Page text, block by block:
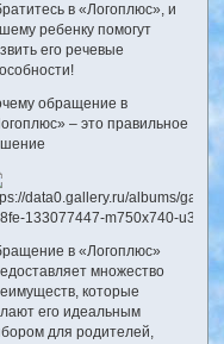
в «Логоплюс», и
ребенку помогут
его речевые
обращение в
– это правильное
в «Логоплюс»
множество
которые
его идеальным
для родителей,